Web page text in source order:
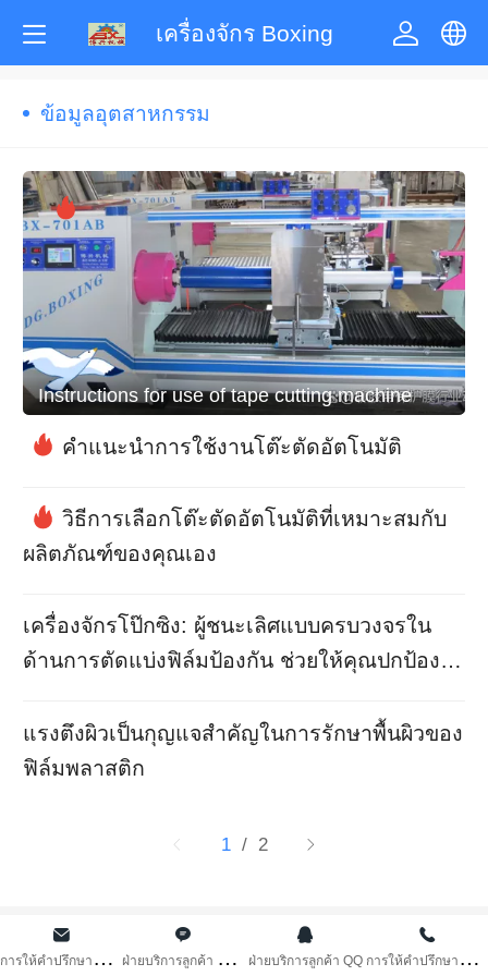
เครื่องจักร Boxing
한국어
ภาษาไทย
Pусский
français
Tiếng Việt
Bahasa
ข้อมูลอุตสาหกรรม
Instructions for use of tape cutting machine
คำแนะนำการใช้งานโต๊ะตัดอัตโนมัติ
วิธีการเลือกโต๊ะตัดอัตโนมัติที่เหมาะสมกับ
ผลิตภัณฑ์ของคุณเอง
เครื่องจักรโป๊กซิง: ผู้ชนะเลิศแบบครบวงจรใน
ด้านการตัดแบ่งฟิล์มป้องกัน ช่วยให้คุณปกป้อง
แรงตึงผิวเป็นกุญแจสำคัญในการรักษาพื้นผิวของ
ฟิล์มพลาสติก
1 / 2
© 2024 ตงกวน Boxing เครื่องจักรกล จำกัด สงวนลิขสิทธิ์
ก
ารให้คำปรึกษาทาง SM ฝ
่ายบริการลูกค้า WeC ฝ่ายบริการลูกค้า QQ ก
ารให้คำปรึกษาทางโทร